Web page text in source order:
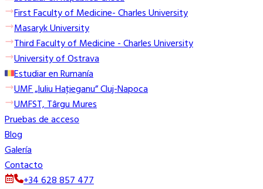
First Faculty of Medicine- Charles University
Masaryk University
Third Faculty of Medicine - Charles University
University of Ostrava
Estudiar en Rumanía
UMF „Iuliu Haţieganu” Cluj-Napoca
UMFST, Târgu Mures
Pruebas de acceso
Blog
Galería
Contacto
+34 628 857 477